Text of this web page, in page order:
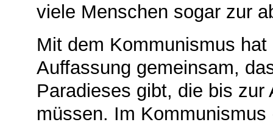
viele Menschen sogar zur
Mit dem Kommunismus
Auffassung gemeinsam,
Paradieses gibt, die bis
müssen. Im